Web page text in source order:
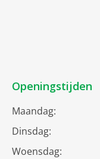
Openingstijden
Maandag:
Dinsdag:
Woensdag: